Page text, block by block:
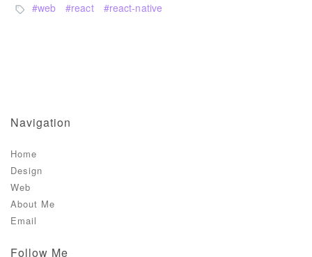
web react react-native
Navigation
Home
Design
Web
About Me
Email
Follow Me